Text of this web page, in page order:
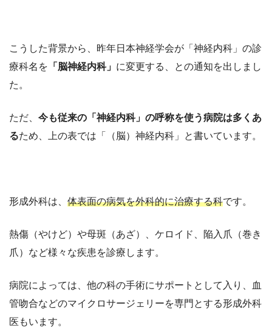
こうした背景から、昨年日本神経学会が「神経内科」の診
療科名を 「脳神経内科」 に変更する、との通知を出しまし
た。
ただ、 今も従来の「神経内科」の呼称を使う病院は多くあ
るため、上の表では「（脳）神経内科」と書いています。
形成外科は、 体表面の病気を外科的に治療する科です。
熱傷（やけど）や母斑（あざ）、ケロイド、陥入爪（巻き
爪）など様々な疾患を診療します。
病院によっては、他の科の手術にサポートとして入り、血
管吻合などのマイクロサージェリーを専門とする形成外科
医もいます。